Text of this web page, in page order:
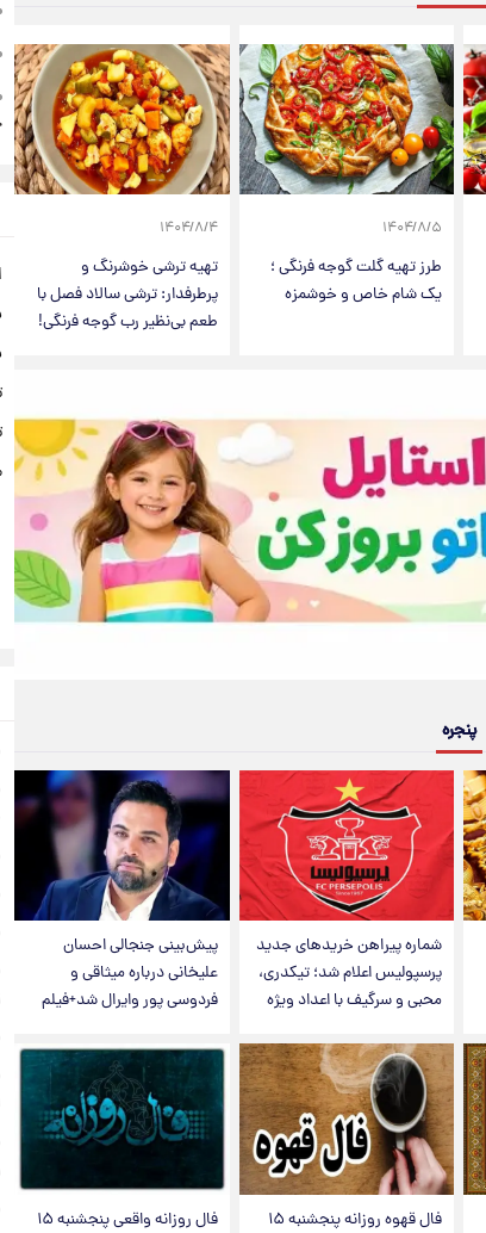
۱۴۰۴/۸/۵
طرز تهیه گلت گوجه فرنگی ؛
یک شام خاص و خوشمزه
۱۴۰۴/۸/۴
تهیه ترشی خوشرنگ و
پرطرفدار: ترشی سالاد فصل با
طعم بی‌نظیر رب گوجه فرنگی!
پنجره
شماره پیراهن خریدهای جدید
پرسپولیس اعلام شد؛ تیکدری،
محبی و سرگیف با اعداد ویژه
پیش‌بینی جنجالی احسان
علیخانی درباره میثاقی و
فردوسی پور وایرال شد+فیلم
فال قهوه روزانه پنجشنبه ۱۵ فال روزانه واقعی پنجشنبه ۱۵